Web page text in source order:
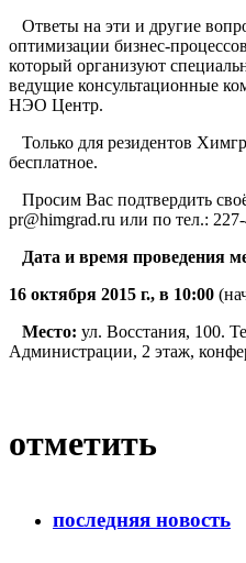
Ответы на эти и другие
оптимизации бизнес-
который организуют
ведущие консультационные
НЭО Центр.
Только для резидентов
бесплатное.
Просим Вас подтвердить
pr@himgrad.ru или по тел.:
Дата и время проведения
16 октября 2015 г., в 10:00
Место: ул. Восстания, 100.
Администрации, 2 этаж,
отметить
последняя новость